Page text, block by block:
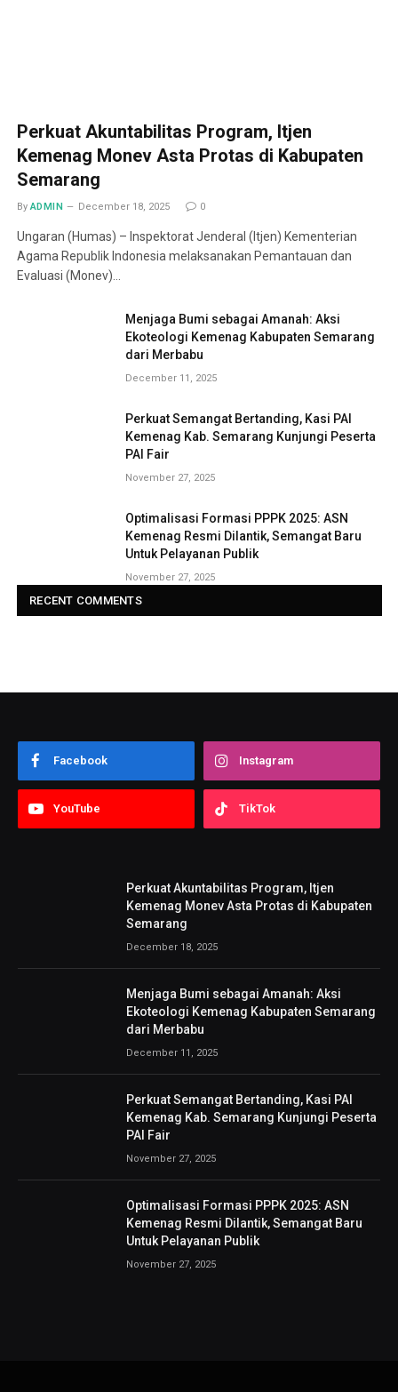
Perkuat Akuntabilitas Program, Itjen
Kemenag Monev Asta Protas di Kabupaten
Semarang
By ADMIN December 18, 2025 0
Ungaran (Humas) – Inspektorat Jenderal (Itjen) Kementerian
Agama Republik Indonesia melaksanakan Pemantauan dan
Evaluasi (Monev)…
Menjaga Bumi sebagai Amanah: Aksi
Ekoteologi Kemenag Kabupaten Semarang
dari Merbabu
December 11, 2025
Perkuat Semangat Bertanding, Kasi PAI
Kemenag Kab. Semarang Kunjungi Peserta
PAI Fair
November 27, 2025
Optimalisasi Formasi PPPK 2025: ASN
Kemenag Resmi Dilantik, Semangat Baru
Untuk Pelayanan Publik
November 27, 2025
RECENT COMMENTS
Facebook Instagram
YouTube TikTok
Perkuat Akuntabilitas Program, Itjen
Kemenag Monev Asta Protas di Kabupaten
Semarang
December 18, 2025
Menjaga Bumi sebagai Amanah: Aksi
Ekoteologi Kemenag Kabupaten Semarang
dari Merbabu
December 11, 2025
Perkuat Semangat Bertanding, Kasi PAI
Kemenag Kab. Semarang Kunjungi Peserta
PAI Fair
November 27, 2025
Optimalisasi Formasi PPPK 2025: ASN
Kemenag Resmi Dilantik, Semangat Baru
Untuk Pelayanan Publik
November 27, 2025